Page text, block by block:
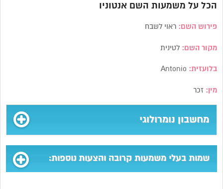
הכל על משמעות השם אנטוניו
פירוש השם: ראוי לשבח
מקור השם: לטינית
בלועזית:
מין: זכר
מחשבון נומרולוגי
שמות בעלי משמעות קרובה והצעות נוספות: